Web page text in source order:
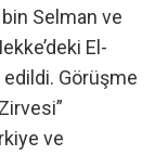
Selman ve
El-
edildi. Görüşme
ve